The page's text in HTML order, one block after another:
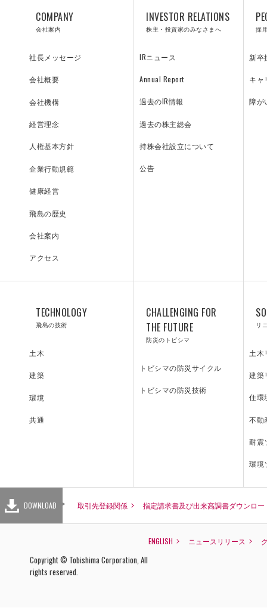
SOLUTIONS
リニューアル／ソリューション
INQUIRY
株式会社E&CS
COMPANY
会社案内
社長メッセージ
会社概要
会社機構
経営理念
人権基本方針
企業行動規範
健康経営
飛島の歴史
会社案内
アクセス
INVESTOR RELATIONS
株主・投資家のみなさまへ
IRニュース
Annual Report
過去のIR情報
過去の株主総会
持株会社設立について
公告
採
新卒
キャ
障が
TECHNOLOGY
飛島の技術
土木
建築
環境
共通
CHALLENGING FOR
THE FUTURE
防災のトビシマ
トビシマの防災サイクル
トビシマの防災技術
リ
土木
建築
住環
不動
耐震
環境
DOWNLOAD 取引先登録関係 指定請求書及び出来高調書ダウンロ
ENGLISH ニュースリリース
Copyright © Tobishima Corporation, All
rights reserved.